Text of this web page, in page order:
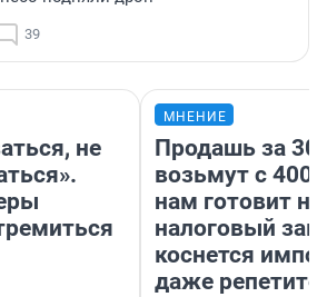
39
не
МНЕНИЕ
Продашь за
возьмут с
нам готовит
налоговый
коснется
даже